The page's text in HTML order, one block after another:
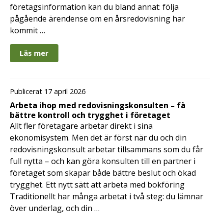
företagsinformation kan du bland annat: följa
pågående ärendense om en årsredovisning har
kommit …
Läs mer
Publicerat 17 april 2026
Arbeta ihop med redovisningskonsulten – få
bättre kontroll och trygghet i företaget
Allt fler företagare arbetar direkt i sina
ekonomisystem. Men det är först när du och din
redovisningskonsult arbetar tillsammans som du får
full nytta – och kan göra konsulten till en partner i
företaget som skapar både bättre beslut och ökad
trygghet. Ett nytt sätt att arbeta med bokföring
Traditionellt har många arbetat i två steg: du lämnar
över underlag, och din …